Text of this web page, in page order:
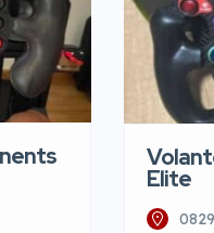
Elite